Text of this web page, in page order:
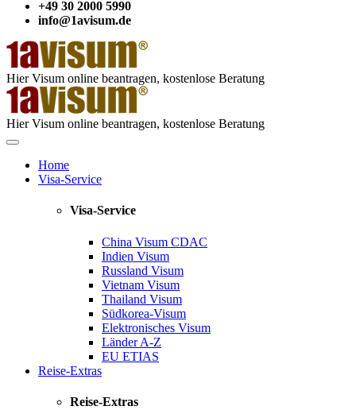
+49 30 2000 5990
info@1avisum.de
Hier Visum online beantragen, kostenlose Beratung
Hier Visum online beantragen, kostenlose Beratung
Home
Visa-Service
Visa-Service
China Visum CDAC
Indien Visum
Russland Visum
Vietnam Visum
Thailand Visum
Südkorea-Visum
Elektronisches Visum
Länder A-Z
EU ETIAS
Reise-Extras
Reise-Extras